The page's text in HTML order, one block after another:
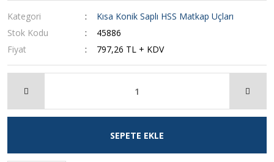
Kategori
Kısa Konik Saplı HSS Matkap Uçları
Stok Kodu
45886
Fiyat
797,26 TL + KDV
SEPETE EKLE